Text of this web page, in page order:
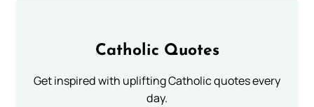
Catholic Quotes
Get inspired with uplifting Catholic quotes every
day.